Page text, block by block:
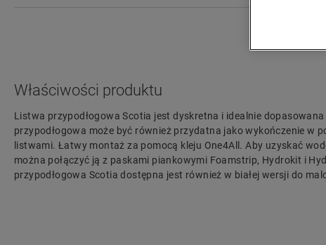
Właściwości produktu
Listwa przypodłogowa Scotia jest dyskretna i idealnie
przypodłogowa może być również przydatna jako wykończenie w
listwami. Łatwy montaż za pomocą kleju One4All. Aby uzyskać
można połączyć ją z paskami piankowymi Foamstrip, Hydrokit i
przypodłogowa Scotia dostępna jest również w białej wersji do